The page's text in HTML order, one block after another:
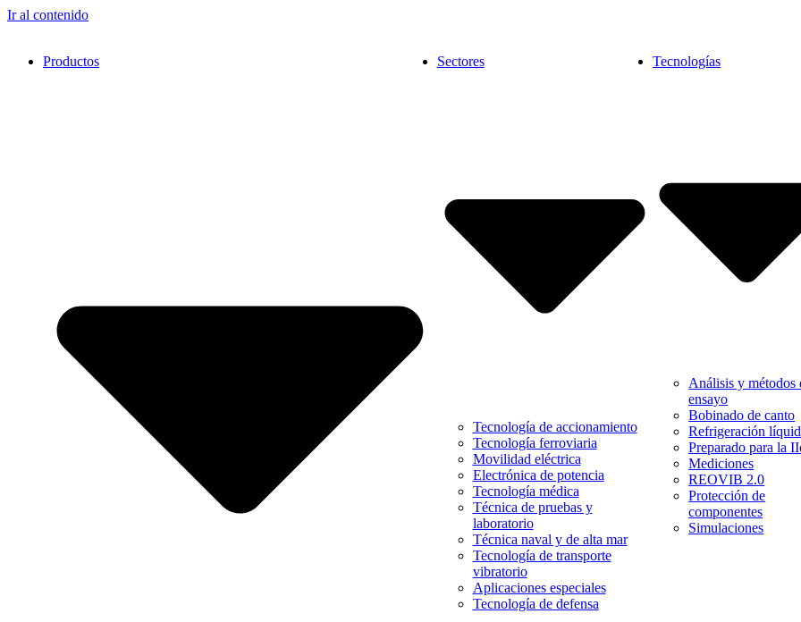
Ir al contenido
Productos Sectores
Tecnología de accionamiento
Tecnología ferroviaria
Movilidad eléctrica
Electrónica de potencia
Tecnología médica
Técnica de pruebas y
laboratorio
Técnica naval y de alta mar
Tecnología de transporte
vibratorio
Aplicaciones especiales
Tecnología de defensa
Tecnologías
Análisis y métodos
ensayo
Bobinado de canto
Refrigeración
Preparado para la
Mediciones
REOVIB 2.0
Protección de
componentes
Simulaciones